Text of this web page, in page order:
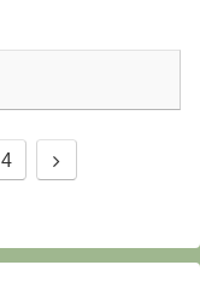
4
次